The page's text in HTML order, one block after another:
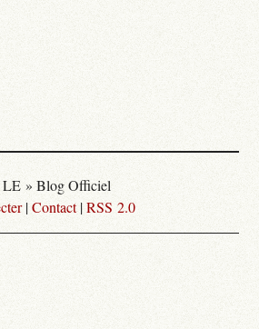
LE » Blog Officiel
|Contact|RSS 2.0